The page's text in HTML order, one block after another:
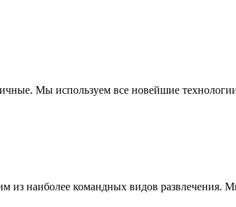
Мы используем все новейшие
из наиболее командных видов развлечения.